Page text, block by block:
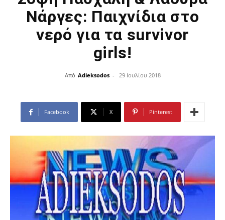
Νάργες: Παιχνίδια στο
νερό για τα survivor
girls!
Από Adieksodos - 29 Ιουλίου 2018
Facebook X Pinterest